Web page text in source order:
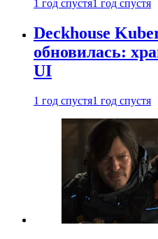
1 год спустя1 год спустя
Deckhouse
обновилась:
UI
1 год спустя1 год спустя